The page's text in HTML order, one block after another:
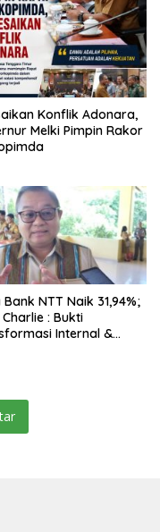
Konflik Adonara,
Melki Pimpin Rakor
NTT Naik 31,94%;
: Bukti
Internal &